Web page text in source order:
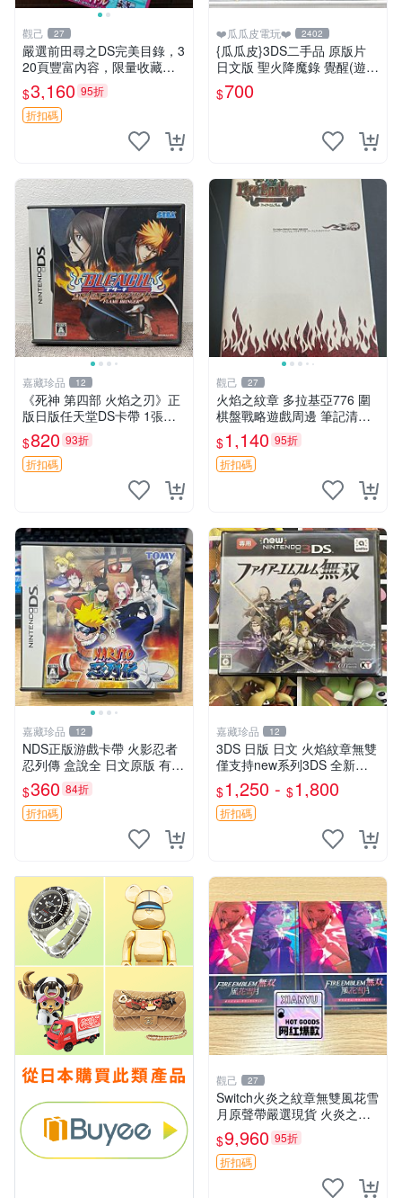
觀己 27
嚴選前田尋之DS完美目錄，3
20頁豐富內容，限量收藏佳
品 時代典藏 書籍收藏 時代典
藏 書籍收藏 目錄收藏
$3,160 95折
折扣碼
❤️瓜瓜皮電玩❤️ 2402
{瓜瓜皮}3DS二手品 原版片
日文版 聖火降魔錄 覺醒(遊戲
都能回收)
$700
嘉藏珍品 12
《死神 第四部 火焰之刃》正
版日版任天堂DS卡帶 1張，
同時購第二張起可減張， 成
色如圖，原相機拍攝，一卡一
拍，因相機，光線環境等因
素，成色可能與實物
$820 93折
折扣碼
觀己 27
火焰之紋章 多拉基亞776 圍
棋盤戰略遊戲周邊 筆記清晰
圖像精美 指揮官收藏 圍棋盤
圍棋子 火焰之紋章
$1,140 95折
折扣碼
嘉藏珍品 12
NDS正版游戲卡帶 火影忍者
忍列傳 盒說全 日文原版 有測
試圖 可
$360 84折
折扣碼
嘉藏珍品 12
3DS 日版 日文 火焰紋章無雙
僅支持new系列3DS 全新二
手都有 現貨
$1,250 - $1,800
折扣碼
觀己 27
Switch火炎之紋章無雙風花雪
月原聲帶嚴選現貨 火炎之紋
章 Switch 原聲帶 歌曲 OST
$9,960 95折
折扣碼